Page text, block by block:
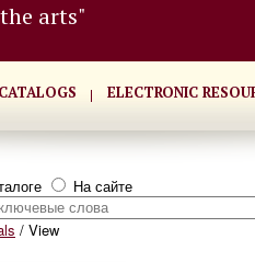
arts"
CATALOGS ELECTRONIC
На сайте
/ View